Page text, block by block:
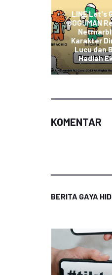
LINE Let's
JOGUMAN
Karakter
Lucu dan
Hadiah
KOMENTAR
BERITA GAYA